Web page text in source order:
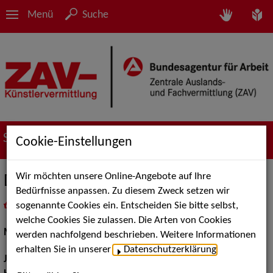
Menü Suche
Suche nach Künstler*innen
Daniel Mladenov
als PDF speichern
inMeine Merklistelegen
Musical:Darsteller, Sänger
Jahrgang:
Cookie-Einstellungen
Wir möchten unsere Online-Angebote auf Ihre
Bedürfnisse anpassen. Zu diesem Zweck setzen wir
sogenannte Cookies ein. Entscheiden Sie bitte selbst,
welche Cookies Sie zulassen. Die Arten von Cookies
werden nachfolgend beschrieben. Weitere Informationen
erhalten Sie in unserer
Datenschutzerklärung